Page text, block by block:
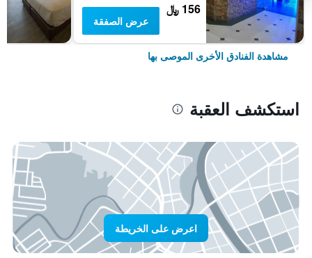
156 ﷼
عرض الصفقة
مشاهدة الفنادق الأخرى الموصى بها
استكشف العقبة
اعرض على الخريطة